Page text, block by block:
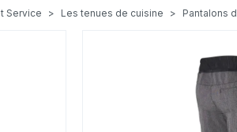
Service > Les tenues de cuisine > Pantalons